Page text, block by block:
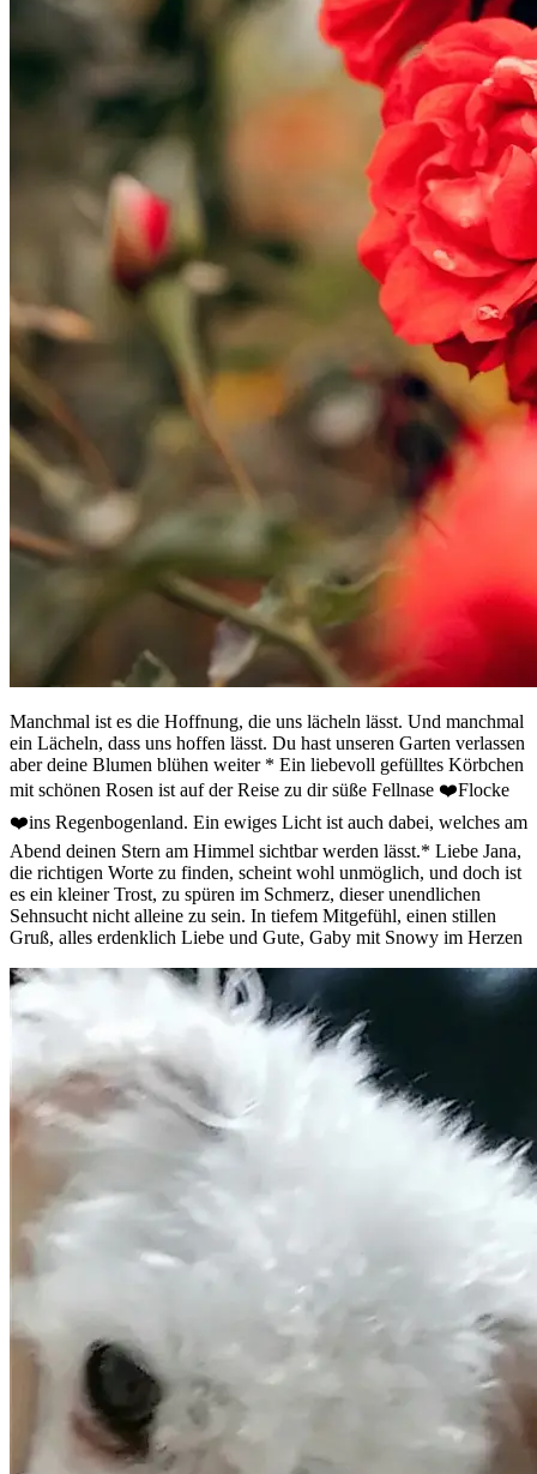
Manchmal ist es die Hoffnung, die uns lächeln lässt. Und manchmal
ein Lächeln, dass uns hoffen lässt. Du hast unseren Garten verlassen
aber deine Blumen blühen weiter * Ein liebevoll gefülltes Körbchen
mit schönen Rosen ist auf der Reise zu dir süße Fellnase ❤️Flocke
❤️ins Regenbogenland. Ein ewiges Licht ist auch dabei, welches am
Abend deinen Stern am Himmel sichtbar werden lässt.* Liebe Jana,
die richtigen Worte zu finden, scheint wohl unmöglich, und doch ist
es ein kleiner Trost, zu spüren im Schmerz, dieser unendlichen
Sehnsucht nicht alleine zu sein. In tiefem Mitgefühl, einen stillen
Gruß, alles erdenklich Liebe und Gute, Gaby mit Snowy im Herzen